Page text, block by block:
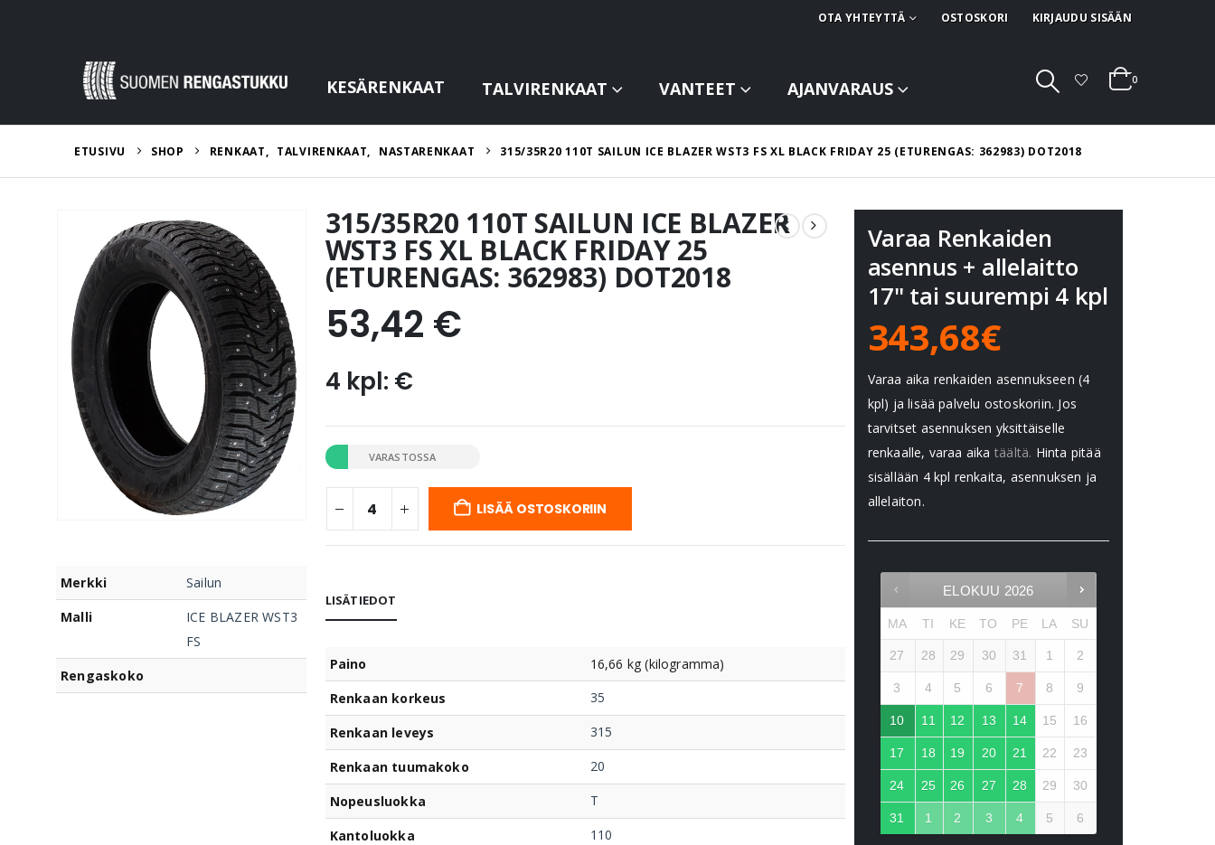
OTA YHTEYTTÄ OSTOSKORI KIRJAUDU SISÄÄN
KESÄRENKAAT TALVIRENKAAT VANTEET AJANVARAUS 0
ETUSIVU SHOP RENKAAT, TALVIRENKAAT, NASTARENKAAT 315/35R20 110T SAILUN ICE BLAZER WST3 FS XL BLACK FRIDAY 25 (ETURENGAS: 362983) DOT2018
Merkki
Sailun
Malli
ICE BLAZER WST3
FS
Rengaskoko
315/35R20 110T SAILUN ICE BLAZER
WST3 FS XL BLACK FRIDAY 25
(ETURENGAS: 362983) DOT2018
53,42 €
4 kpl: €
VARASTOSSA
LISÄÄ OSTOSKORIIN
LISÄTIEDOT
Paino
16,66 kg (kilogramma)
Renkaan korkeus
35
Renkaan leveys 315
Renkaan tuumakoko 20
Nopeusluokka T
Kantoluokka 110
Varaa Renkaiden
asennus + allelaitto
17" tai suurempi 4 kpl
343,68€
Varaa aika renkaiden asennukseen (4
kpl) ja lisää palvelu ostoskoriin. Jos
tarvitset asennuksen yksittäiselle
renkaalle, varaa aika täältä. Hinta pitää
sisällään 4 kpl renkaita, asennuksen ja
allelaiton.
ELOKUU 2026
MA TI KE TO PE LA SU
27 28 29 30 31 1 2
3 4 5 6 7 8 9
10 11 12 13 14 15 16
17 18 19 20 21 22 23
24 25 26 27 28 29 30
31 1 2 3 4 5 6